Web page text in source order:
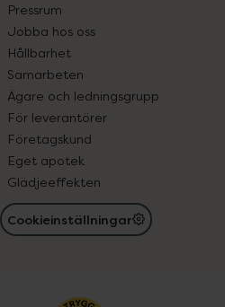
Pressrum
Jobba hos oss
Hållbarhet
Samarbeten
Ägare och ledningsgrupp
För leverantörer
Företagskund
Eget apotek
Glädjeeffekten
Cookieinställningar